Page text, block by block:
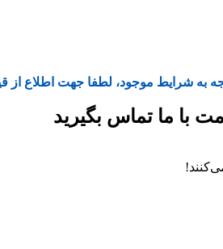
به شرایط موجود، لطفا جهت اطلاع از
با ما تماس بگیرید